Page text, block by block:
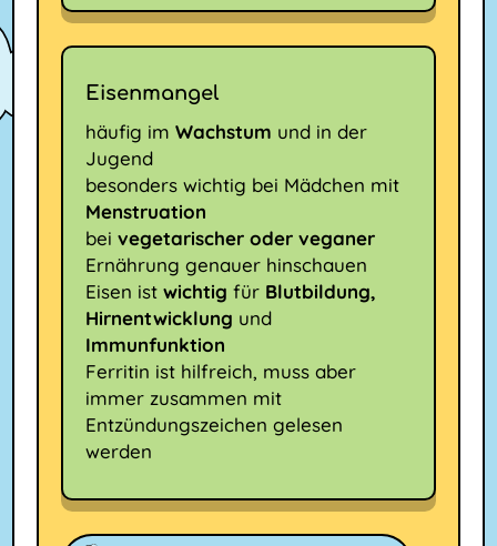
Eisenmangel
häufig imWachstum und in der
Jugend
besonders wichtig bei Mädchen mit
Menstruation
beivegetarischer oder veganer
Ernährung genauer hinschauen
Eisen istwichtigfür Blutbildung,
Hirnentwicklung und
Immunfunktion
Ferritin ist hilfreich, muss aber
immer zusammen mit
Entzündungszeichen gelesen
werden